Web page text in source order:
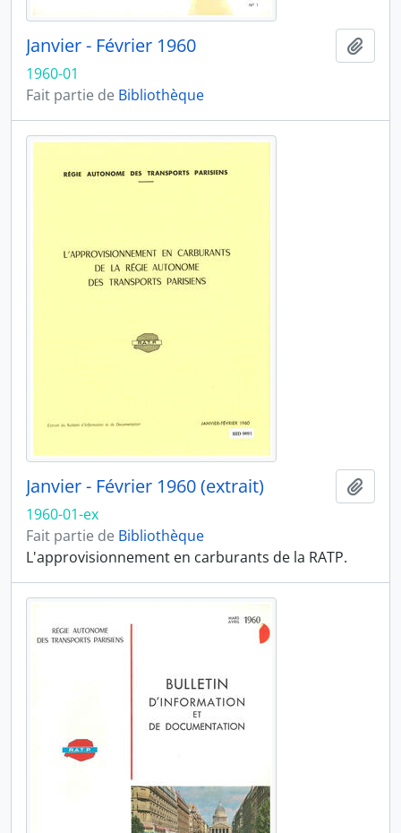
Janvier - Février 1960
1960-01
Fait partie de Bibliothèque
Janvier - Février 1960 (extrait)
1960-01-ex
Fait partie de Bibliothèque
L'approvisionnement en carburants de la RATP.